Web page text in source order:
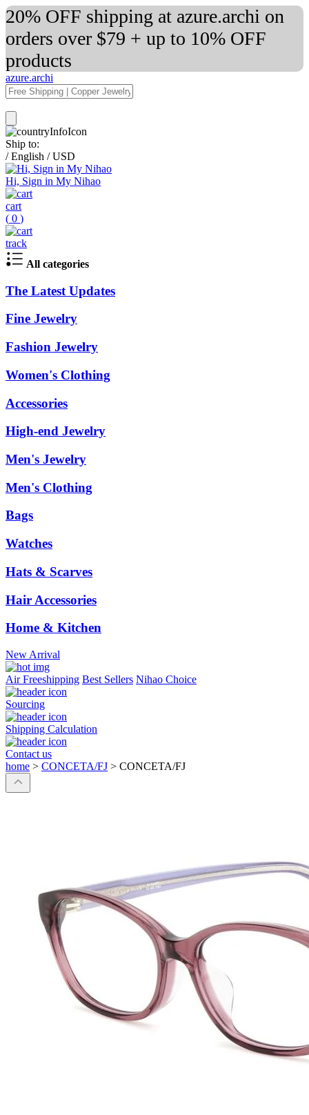
20% OFF shipping at azure.archi on
orders over $79 + up to 10% OFF
products
azure.archi
Ship to:
/ English / USD
Hi, Sign in My Nihao
cart
( 0 )
track
All categories
The Latest Updates
Fine Jewelry
Fashion Jewelry
Women's Clothing
Accessories
High-end Jewelry
Men's Jewelry
Men's Clothing
Bags
Watches
Hats & Scarves
Hair Accessories
Home & Kitchen
New Arrival
Air Freeshipping Best Sellers Nihao Choice
Sourcing
Shipping Calculation
Contact us
home > CONCETA/FJ > CONCETA/FJ